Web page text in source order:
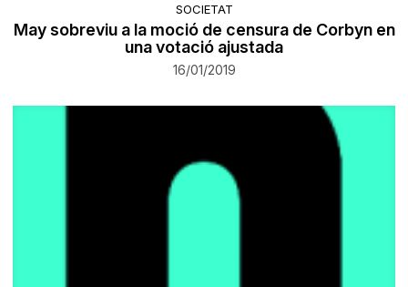
SOCIETAT
May sobreviu a la moció de censura de Corbyn en
una votació ajustada
16/01/2019